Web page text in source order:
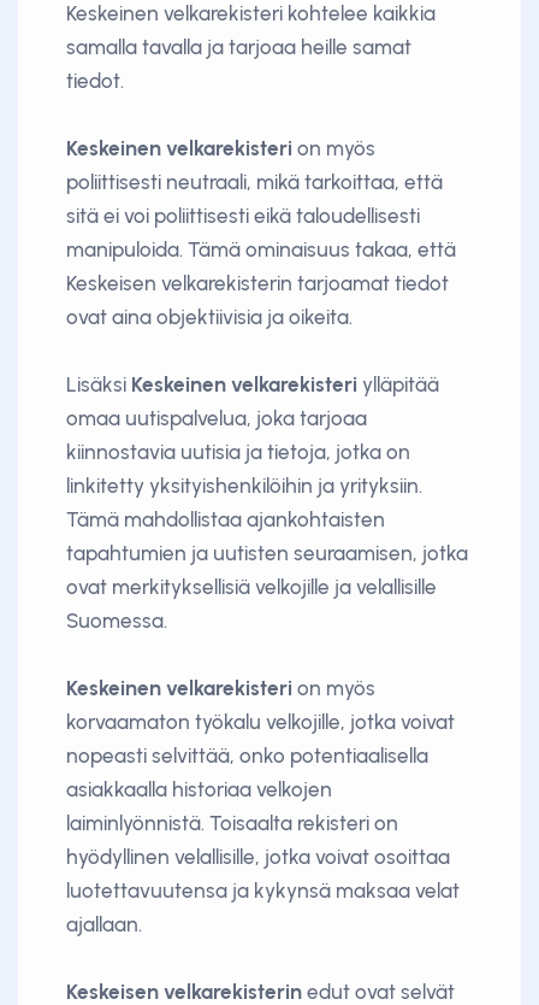
Keskeinen velkarekisteri kohtelee kaikkia
samalla tavalla ja tarjoaa heille samat
tiedot.
Keskeinen velkarekisteri on myös
poliittisesti neutraali, mikä tarkoittaa, että
sitä ei voi poliittisesti eikä taloudellisesti
manipuloida. Tämä ominaisuus takaa, että
Keskeisen velkarekisterin tarjoamat tiedot
ovat aina objektiivisia ja oikeita.
Lisäksi Keskeinen velkarekisteri ylläpitää
omaa uutispalvelua, joka tarjoaa
kiinnostavia uutisia ja tietoja, jotka on
linkitetty yksityishenkilöihin ja yrityksiin.
Tämä mahdollistaa ajankohtaisten
tapahtumien ja uutisten seuraamisen, jotka
ovat merkityksellisiä velkojille ja velallisille
Suomessa.
Keskeinen velkarekisteri on myös
korvaamaton työkalu velkojille, jotka voivat
nopeasti selvittää, onko potentiaalisella
asiakkaalla historiaa velkojen
laiminlyönnistä. Toisaalta rekisteri on
hyödyllinen velallisille, jotka voivat osoittaa
luotettavuutensa ja kykynsä maksaa velat
ajallaan.
Keskeisen velkarekisterin edut ovat selvät